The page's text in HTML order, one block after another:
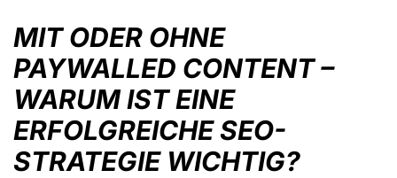
MIT ODER OHNE
PAYWALLED CONTENT –
WARUM IST EINE
ERFOLGREICHE SEO-
STRATEGIE WICHTIG?